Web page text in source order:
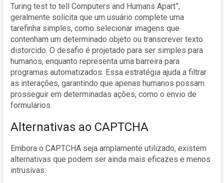
Turing test to tell Computers and Humans Apart”,
geralmente solicita que um usuário complete uma
tarefinha simples, como selecionar imagens que
contenham um determinado objeto ou transcrever texto
distorcido. O desafio é projetado para ser simples para
humanos, enquanto representa uma barreira para
programas automatizados. Essa estratégia ajuda a filtrar
as interações, garantindo que apenas humanos possam
prosseguir em determinadas ações, como o envio de
formulários.
Alternativas ao CAPTCHA
Embora o CAPTCHA seja amplamente utilizado, existem
alternativas que podem ser ainda mais eficazes e menos
intrusivas: